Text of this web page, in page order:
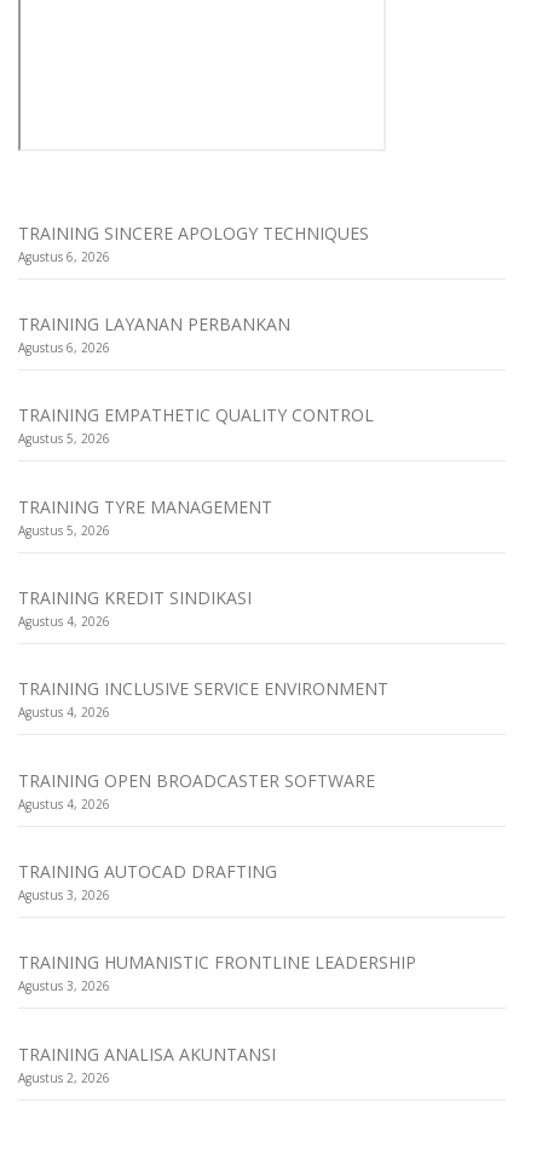
TRAINING SINCERE APOLOGY TECHNIQUES
Agustus 6, 2026
TRAINING LAYANAN PERBANKAN
Agustus 6, 2026
TRAINING EMPATHETIC QUALITY CONTROL
Agustus 5, 2026
TRAINING TYRE MANAGEMENT
Agustus 5, 2026
TRAINING KREDIT SINDIKASI
Agustus 4, 2026
TRAINING INCLUSIVE SERVICE ENVIRONMENT
Agustus 4, 2026
TRAINING OPEN BROADCASTER SOFTWARE
Agustus 4, 2026
TRAINING AUTOCAD DRAFTING
Agustus 3, 2026
TRAINING HUMANISTIC FRONTLINE LEADERSHIP
Agustus 3, 2026
TRAINING ANALISA AKUNTANSI
Agustus 2, 2026